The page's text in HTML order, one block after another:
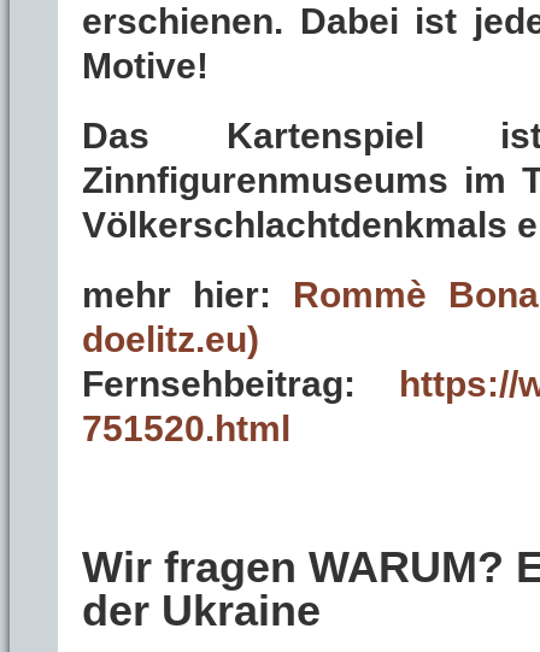
erschienen. Dabei ist
Motive!
Das Kartenspiel
Zinnfigurenmuseums im
Völkerschlachtdenkmals
mehr hier: Rommè
doelitz.eu)
Fernsehbeitrag: https://
751520.html
Wir fragen WARUM?
der Ukraine